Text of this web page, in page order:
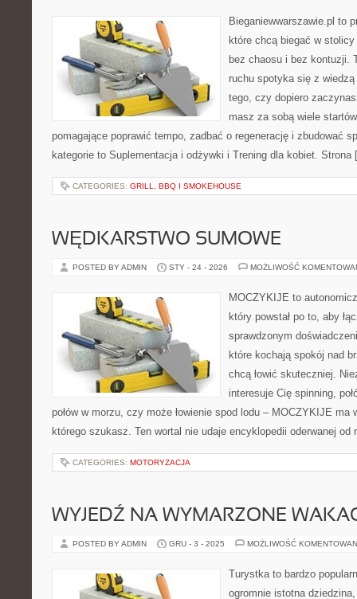
Bieganiewwarszawie.pl to
które chcą biegać w
bez chaosu i bez kontuzji.
ruchu spotyka się z
tego, czy dopiero
masz za sobą wiele
pomagające poprawić tempo, zadbać o regenerację i zbudować
kategorie to Suplementacja i odżywki i Trening dla kobiet.
CATEGORIES: GRILL, BBQ I SMOKEHOUSE
WĘDKARSTWO SUMOWE
POSTED BY ADMIN STY - 24 - 2026 MOŻLIWOŚĆ
MOCZYKIJE to
który powstał po to, aby
sprawdzonym
które kochają spokój nad
chcą łowić skuteczniej.
interesuje Cię spinning,
połów w morzu, czy może łowienie spod lodu – MOCZYKIJE ma
którego szukasz. Ten wortal nie udaje encyklopedii oderwanej
CATEGORIES: MOTORYZACJA
WYJEDŹ NA WYMARZONE
POSTED BY ADMIN GRU - 3 - 2025 MOŻLIWOŚĆ
Turystka to bardzo
ogromnie istotna